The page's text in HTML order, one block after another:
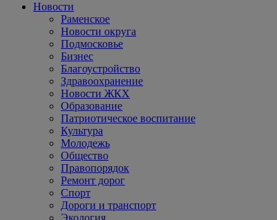
Новости
Раменское
Новости округа
Подмосковье
Бизнес
Благоустройство
Здравоохранение
Новости ЖКХ
Образование
Патриотическое воспитание
Культура
Молодежь
Общество
Правопорядок
Ремонт дорог
Спорт
Дороги и транспорт
Экология